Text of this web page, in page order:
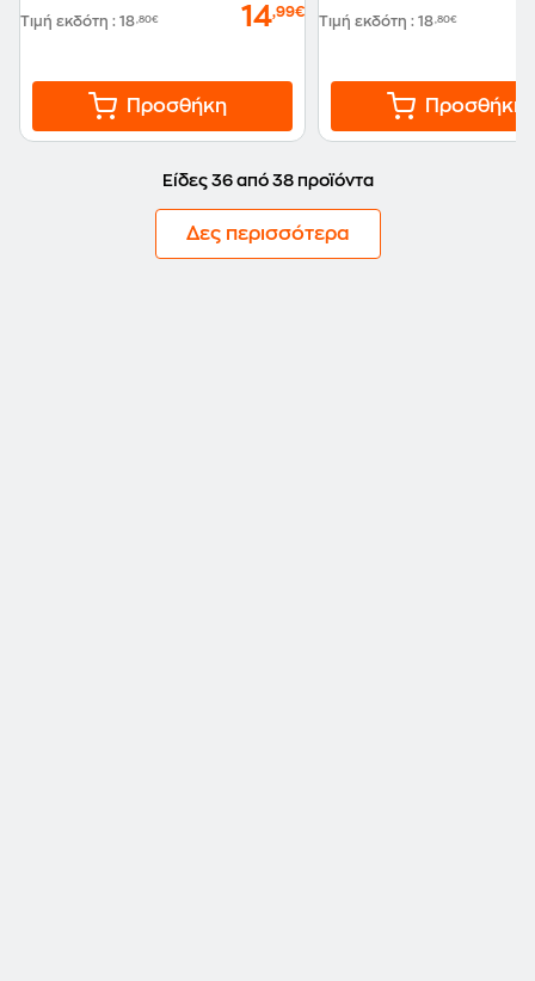
Τιμή εκδότη : 18,80€ 14,99€
Προσθήκη
Τιμή εκδότη : 18,80€
Προσθήκη
Είδες 36 από 38 προϊόντα
Δες περισσότερα